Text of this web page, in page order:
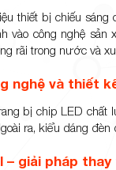
thiết bị chiếu
vào công nghệ
rãi trong nước và
nghệ và thiết
bị chip LED chất
ra, kiểu dáng
– giải pháp